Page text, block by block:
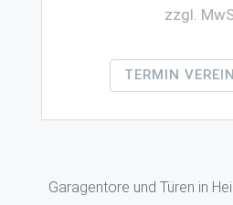
zzgl.
TERMIN
Garagentore und Türen in